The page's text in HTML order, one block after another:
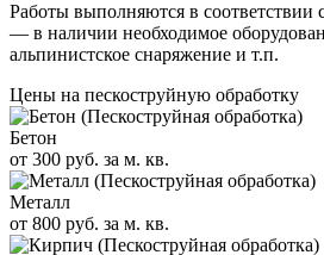
Работы выполняются в соответствии
— в наличии необходимое
альпинистское снаряжение и т.п.
Цены на пескоструйную обработку
Бетон
от 300 руб. за м. кв.
Металл
от 800 руб. за м. кв.